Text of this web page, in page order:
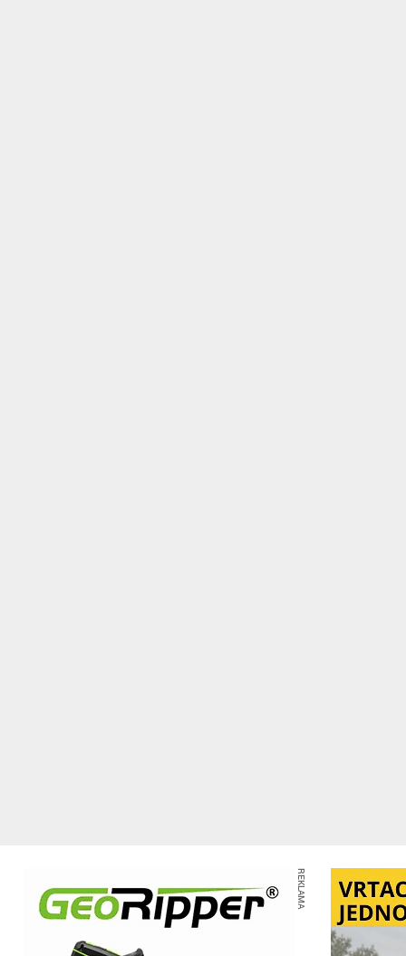
REKLAMA